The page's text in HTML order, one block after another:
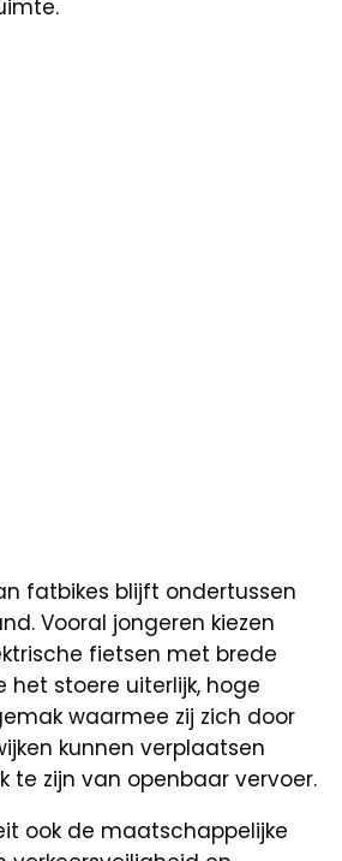
fatbikes blijft ondertussen
Vooral jongeren kiezen
fietsen met brede
het stoere uiterlijk, hoge
waarmee zij zich door
kunnen verplaatsen
te zijn van openbaar vervoer.
ook de maatschappelijke